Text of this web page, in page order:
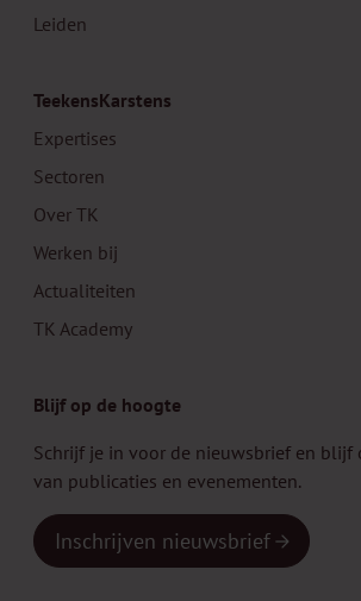
Leiden
TeekensKarstens
Expertises
Sectoren
Over TK
Werken bij
Actualiteiten
TK Academy
Blijf op de hoogte
Schrijf je in voor de nieuwsbrief en blijf
van publicaties en evenementen.
Inschrijven nieuwsbrief